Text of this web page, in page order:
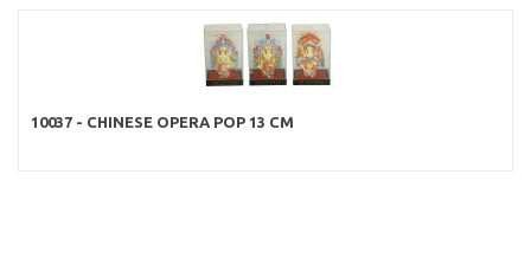
10037 - CHINESE OPERA POP 13 CM